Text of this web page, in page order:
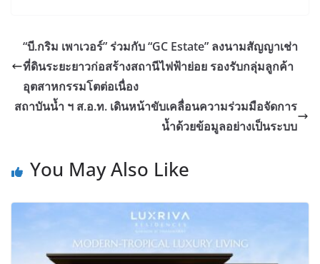
“บี.กริม เพาเวอร์” ร่วมกับ “GC Estate” ลงนามสัญญาเช่า
ที่ดินระยะยาวก่อสร้างสถานีไฟฟ้าย่อย รองรับกลุ่มลูกค้า
อุตสาหกรรมโตต่อเนื่อง
สถาบันน้ำ ฯ ส.อ.ท. เดินหน้าขับเคลื่อนความร่วมมือจัดการ
น้ำด้วยข้อมูลอย่างเป็นระบบ
You May Also Like